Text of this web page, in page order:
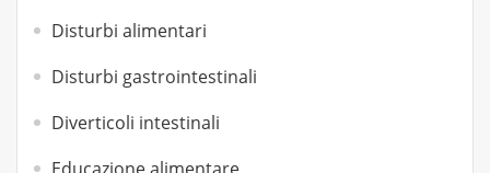
Disturbi alimentari
Disturbi gastrointestinali
Diverticoli intestinali